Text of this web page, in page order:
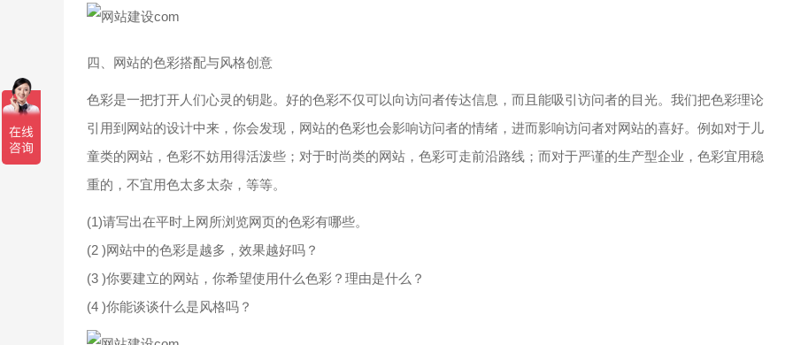
四、网站的色彩搭配与风格创意
色彩是一把打开人们心灵的钥匙。好的色彩不仅可以向访问者传达信息，而且能吸引访问者的目光。我们把色彩理论
引用到网站的设计中来，你会发现，网站的色彩也会影响访问者的情绪，进而影响访问者对网站的喜好。例如对于儿
童类的网站，色彩不妨用得活泼些；对于时尚类的网站，色彩可走前沿路线；而对于严谨的生产型企业，色彩宜用稳
重的，不宜用色太多太杂，等等。
(1)请写出在平时上网所浏览网页的色彩有哪些。
(2 )网站中的色彩是越多，效果越好吗？
(3 )你要建立的网站，你希望使用什么色彩？理由是什么？
(4 )你能谈谈什么是风格吗？